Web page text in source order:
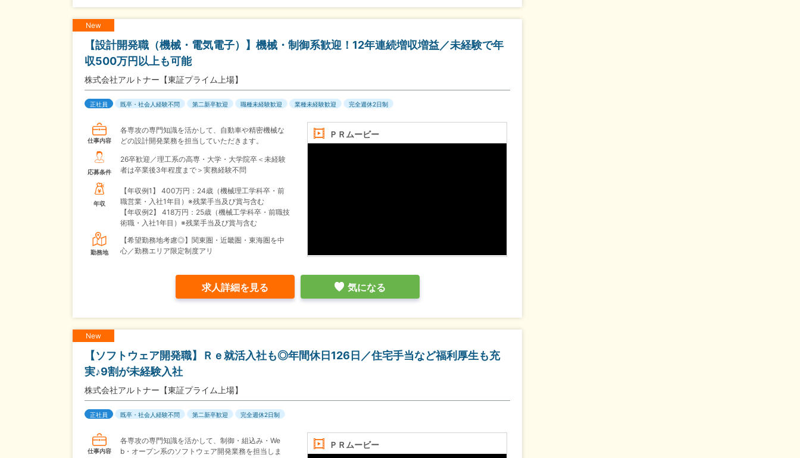
New
【設計開発職（機械・電気電子）】機械・制御系歓迎！12年連続増収増益／未経験で年
収500万円以上も可能
株式会社アルトナー【東証プライム上場】
正社員 既卒・社会人経験不問 第二新卒歓迎 職種未経験歓迎 業種未経験歓迎 完全週休2日制
ＰＲムービー
仕事内容
各専攻の専門知識を活かして、自動車や精密機械な
どの設計開発業務を担当していただきます。
応募条件
26卒歓迎／理工系の高専・大学・大学院卒＜未経験
者は卒業後3年程度まで＞実務経験不問
年収
【年収例1】
400万円：24歳（機械理工学科卒・前
職営業・入社1年目）※残業手当及び賞与含む
【年収例2】
418万円：25歳（機械工学科卒・前職技
術職・入社1年目）※残業手当及び賞与含む
勤務地
【希望勤務地考慮◎】関東圏・近畿圏・東海圏を中
心／勤務エリア限定制度アリ
求人詳細を見る 気になる
New
【ソフトウェア開発職】Ｒｅ就活入社も◎年間休日126日／住宅手当など福利厚生も充
実♪9割が未経験入社
株式会社アルトナー【東証プライム上場】
正社員 既卒・社会人経験不問 第二新卒歓迎 完全週休2日制
ＰＲムービー
仕事内容
各専攻の専門知識を活かして、制御・組込み・We
b・オープン系のソフトウェア開発業務を担当しま